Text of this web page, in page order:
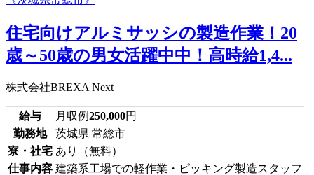
住宅向けアルミサッシの製造作業！20
歳～50歳の男女活躍中中！高時給1,4...
株式会社BREXA Next
給与 月収例250,000円
勤務地
茨城県 常総市
寮・社宅 あり（無料）
仕事内容 建築系工場での軽作業・ピッキング製造スタッフ